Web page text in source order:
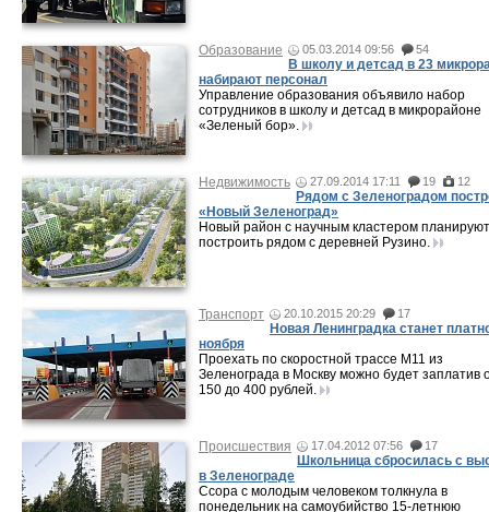
Образование 05.03.2014 09:56 54
В школу и детсад в 23
набирают персонал
Управление образования объявило набор
сотрудников в школу и детсад в микрорайоне
«Зеленый бор».
Недвижимость 27.09.2014 17:11 19 12
Рядом с Зеленоградом
«Новый Зеленоград»
Новый район с научным кластером планируют
построить рядом с деревней Рузино.
Транспорт 20.10.2015 20:29 17
Новая Ленинградка станет
ноября
Проехать по скоростной трассе М11 из
Зеленограда в Москву можно будет заплатив
150 до 400 рублей.
Происшествия 17.04.2012 07:56 17
Школьница сбросилась с
в Зеленограде
Ссора с молодым человеком толкнула в
понедельник на самоубийство 15-летнюю